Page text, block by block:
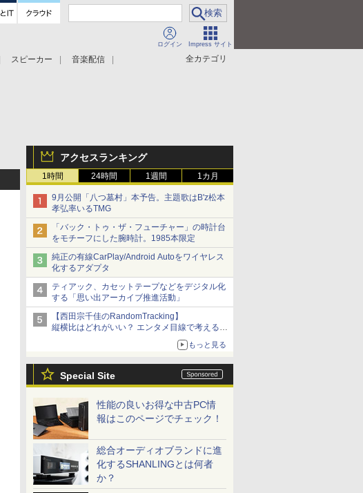
ログイン Impress サイト
全カテゴリ
スピーカー
音楽配信
アクセスランキング
1時間 24時間 1週間 1カ月
9月公開「八つ墓村」本予告。主題歌はB'z松本
孝弘率いるTMG
「バック・トゥ・ザ・フューチャー」の時計台
をモチーフにした腕時計。1985本限定
純正の有線CarPlay/Android Autoをワイヤレス
化するアダプタ
ティアック、カセットテープなどをデジタル化
する「思い出アーカイブ推進活動」
【西田宗千佳のRandomTracking】
縦横比はどれがいい？ エンタメ目線で考える、
もっと見る
Special Site
性能の良いお得な中古PC情
報はこのページでチェック！
総合オーディオブランドに進
化するSHANLINGとは何者
か？